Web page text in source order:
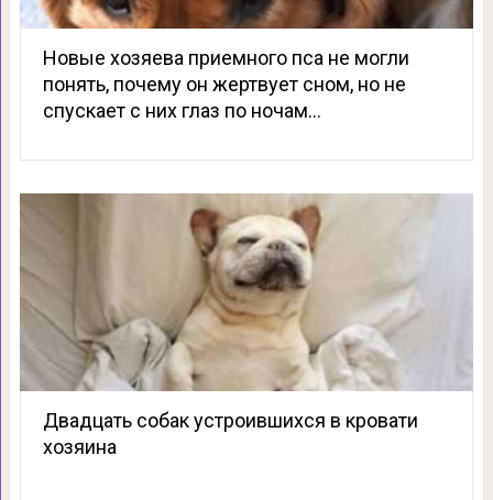
Новые хозяева приемного пса не могли
понять, почему он жертвует сном, но не
спускает с них глаз по ночам…
Двадцать собак устроившихся в кровати
хозяина